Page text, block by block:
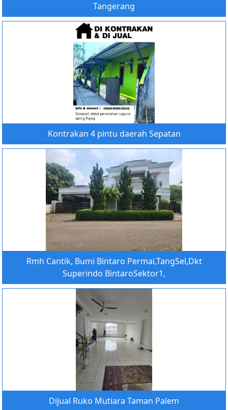
Tangerang
Kontrakan 4 pintu daerah Sepatan
Rmh Cantik, Bumi Bintaro Permai,TangSel,Dkt
Superindo BintaroSektor1,
Dijual Ruko Mutiara Taman Palem